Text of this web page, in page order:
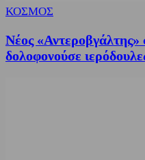
ΚΟΣΜΟΣ
Νέος «Αντεροβγάλτης»
δολοφονούσε